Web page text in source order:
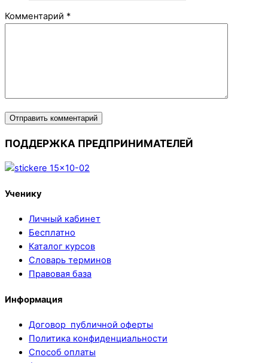
Комментарий *
ПОДДЕРЖКА ПРЕДПРИНИМАТЕЛЕЙ
Ученику
Личный кабинет
Бесплатно
Каталог курсов
Словарь терминов
Правовая база
Информация
Договор публичной оферты
Политика конфиденциальности
Способ оплаты